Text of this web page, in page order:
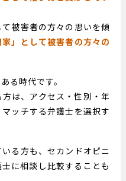
被害者の方々の思いを傾
家」として被害者の方々の
る時代です。
は、アクセス・性別・年
ッチする弁護士を選択す
る方も、セカンドオピニ
に相談し比較することも